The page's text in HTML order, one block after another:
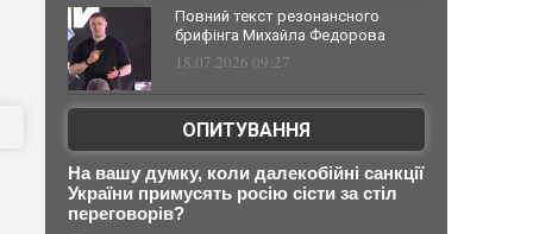
Повний текст резонансного
брифінга Михайла Федорова
18.07.2026 09:27
ОПИТУВАННЯ
На вашу думку, коли далекобійні санкції
України примусять росію сісти за стіл
переговорів?